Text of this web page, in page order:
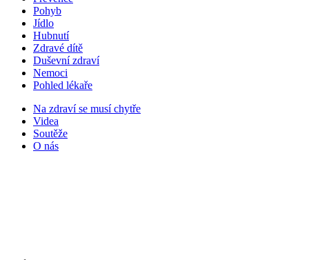
Pohyb
Jídlo
Hubnutí
Zdravé dítě
Duševní zdraví
Nemoci
Pohled lékaře
Na zdraví se musí chytře
Videa
Soutěže
O nás